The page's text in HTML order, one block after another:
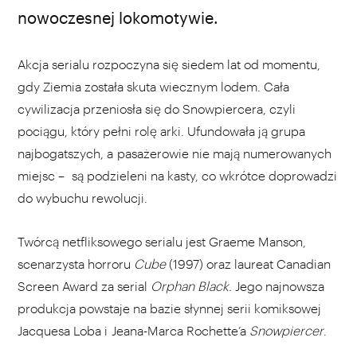
nowoczesnej lokomotywie.
Akcja serialu rozpoczyna się siedem lat od momentu,
gdy Ziemia została skuta wiecznym lodem. Cała
cywilizacja przeniosła się do Snowpiercera, czyli
pociągu, który pełni rolę arki. Ufundowała ją grupa
najbogatszych, a pasażerowie nie mają numerowanych
miejsc – są podzieleni na kasty, co wkrótce doprowadzi
do wybuchu rewolucji.
Twórcą netfliksowego serialu jest Graeme Manson,
scenarzysta horroru Cube(1997) oraz laureat Canadian
Screen Award za serial Orphan Black. Jego najnowsza
produkcja powstaje na bazie słynnej serii komiksowej
Jacquesa Loba i Jeana-Marca Rochette’a Snowpiercer.